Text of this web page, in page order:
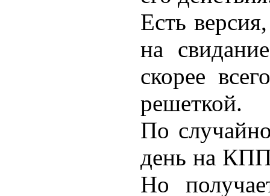
Есть
на
скорее
решеткой.
По
день на
Но